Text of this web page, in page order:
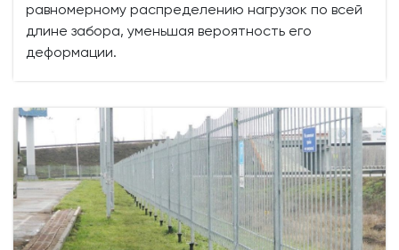
равномерному распределению нагрузок по всей
длине забора, уменьшая вероятность его
деформации.